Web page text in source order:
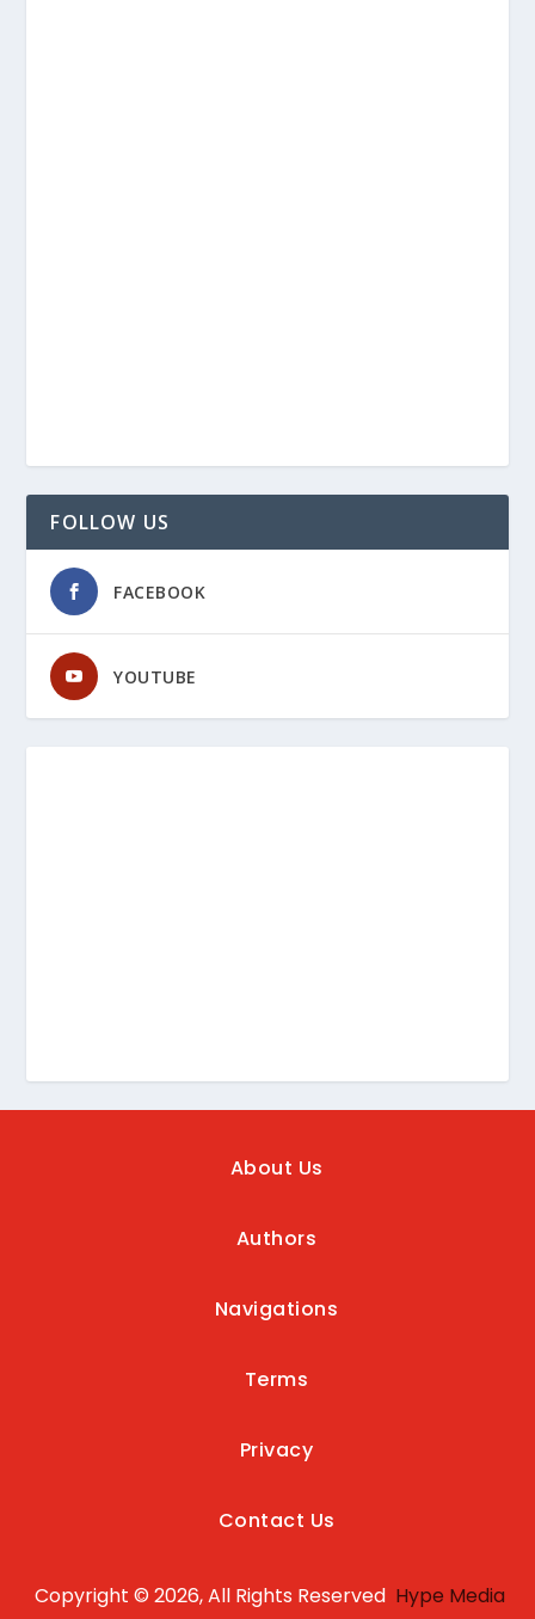
FOLLOW US
FACEBOOK
YOUTUBE
About Us
Authors
Navigations
Terms
Privacy
Contact Us
Copyright © 2026, All Rights Reserved Hype Media